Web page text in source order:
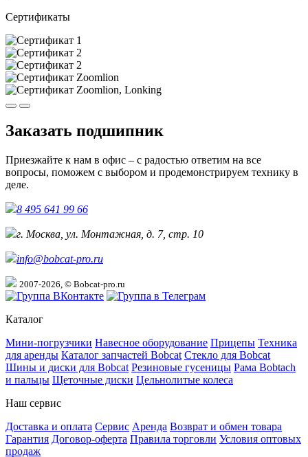
Сертификаты
Заказать подшипник
Приезжайте к нам в офис – с радостью ответим на все
вопросы, поможем с выбором и продемонстрируем технику в
деле.
8 495 641 99 66
г. Москва, ул. Монтажная, д. 7, стр. 10
info@bobcat-pro.ru
2007-2026, © Bobcat-pro.ru
Каталог
Мини-погрузчики Навесное оборудование Прицепы Техника
для аренды Каталог запчастей Bobcat Стекло для Bobcat
Шины и диски для Bobcat Резиновые гусеницы Рама Bobtach
и пальцы Щеточные диски Цельнолитые колеса
Наш сервис
Доставка и оплата Сервис Аренда Возврат и обмен товара
Гарантия Договор-оферта Правила торговли Условия оптовых
продаж